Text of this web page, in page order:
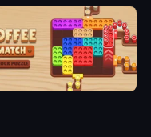
Match: Block Puzzle